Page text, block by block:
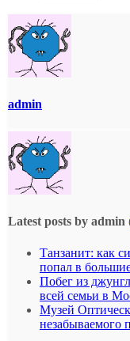
admin
Latest posts by admin
Танзанит: как
попал в
Побег из
всей семьи в
Музей
незабываемого